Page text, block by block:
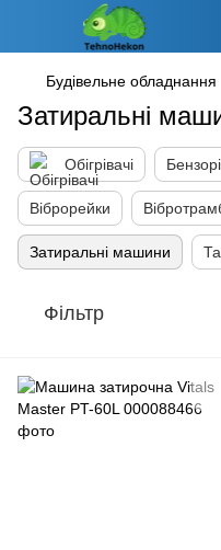
Будівельне обладнання
Затиральні
Обігрівачі
Віброрейки
Затиральні машини
Фільтр